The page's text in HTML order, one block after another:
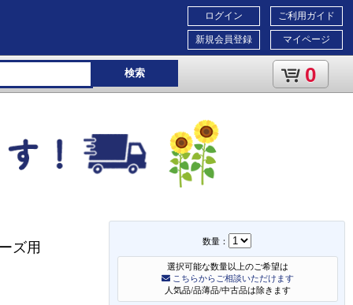
ご利用ガイド
マイページ
ログイン
新規会員登録
検索 0
数量：
選択可能な数量以上のご希望は
こちらからご相談いただけます
人気品/品薄品/中古品は除きます
ズ用